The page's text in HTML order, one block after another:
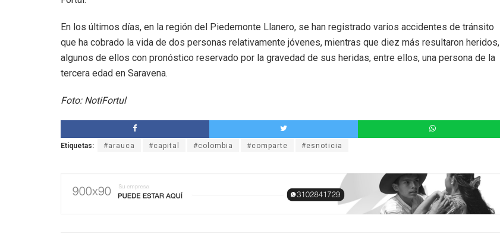
En los últimos días, en la región del Piedemonte Llanero, se han registrado varios accidentes de tránsito
que ha cobrado la vida de dos personas relativamente jóvenes, mientras que diez más resultaron heridos,
algunos de ellos con pronóstico reservado por la gravedad de sus heridas, entre ellos, una persona de la
tercera edad en Saravena.
Foto: NotiFortul
Etiquetas: #arauca #capital #colombia #comparte #esnoticia